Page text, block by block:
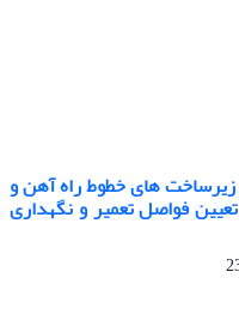
های خطوط راه آهن و
فواصل تعمیر و نگهداری